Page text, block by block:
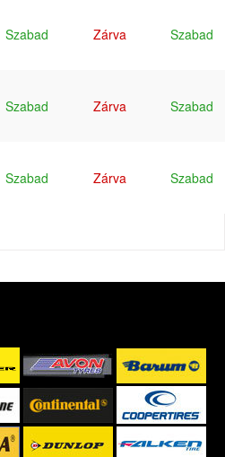
Szabad Zárva Szabad
Szabad Zárva Szabad
Szabad Zárva Szabad